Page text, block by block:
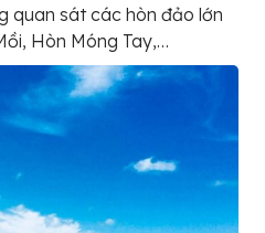
quan sát các hòn đảo lớn
Hòn Móng Tay,…